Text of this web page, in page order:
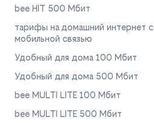
bee HIT 500 Мбит
тарифы на домашний интернет с
мобильной связью
Удобный для дома 100 Мбит
Удобный для дома 500 Мбит
bee MULTI LITE 100 Мбит
bee MULTI LITE 500 Мбит